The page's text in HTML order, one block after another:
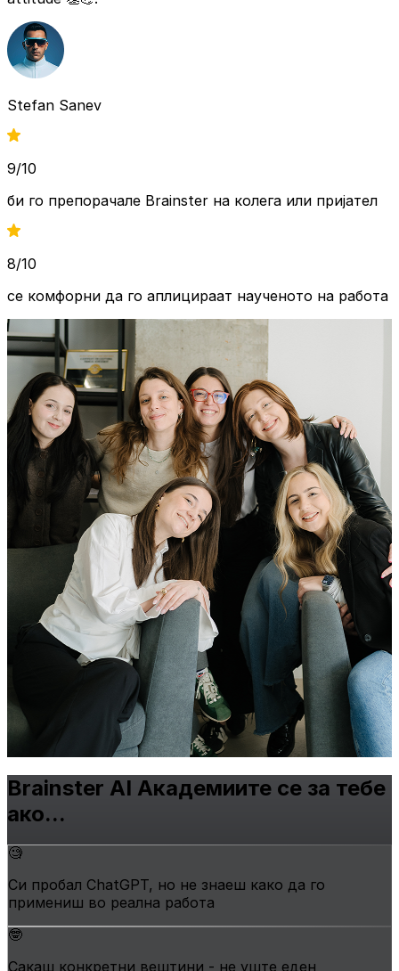
Stefan Sanev
9/10
би го препорачале Brainster на колега или пријател
8/10
се комфорни да го аплицираат наученото на работа
Brainster AI Академиите се за тебе
ако...
🧐
Си пробал ChatGPT, но не знаеш како да го
примениш во реална работа
🤓
Сакаш конкретни вештини - не уште еден